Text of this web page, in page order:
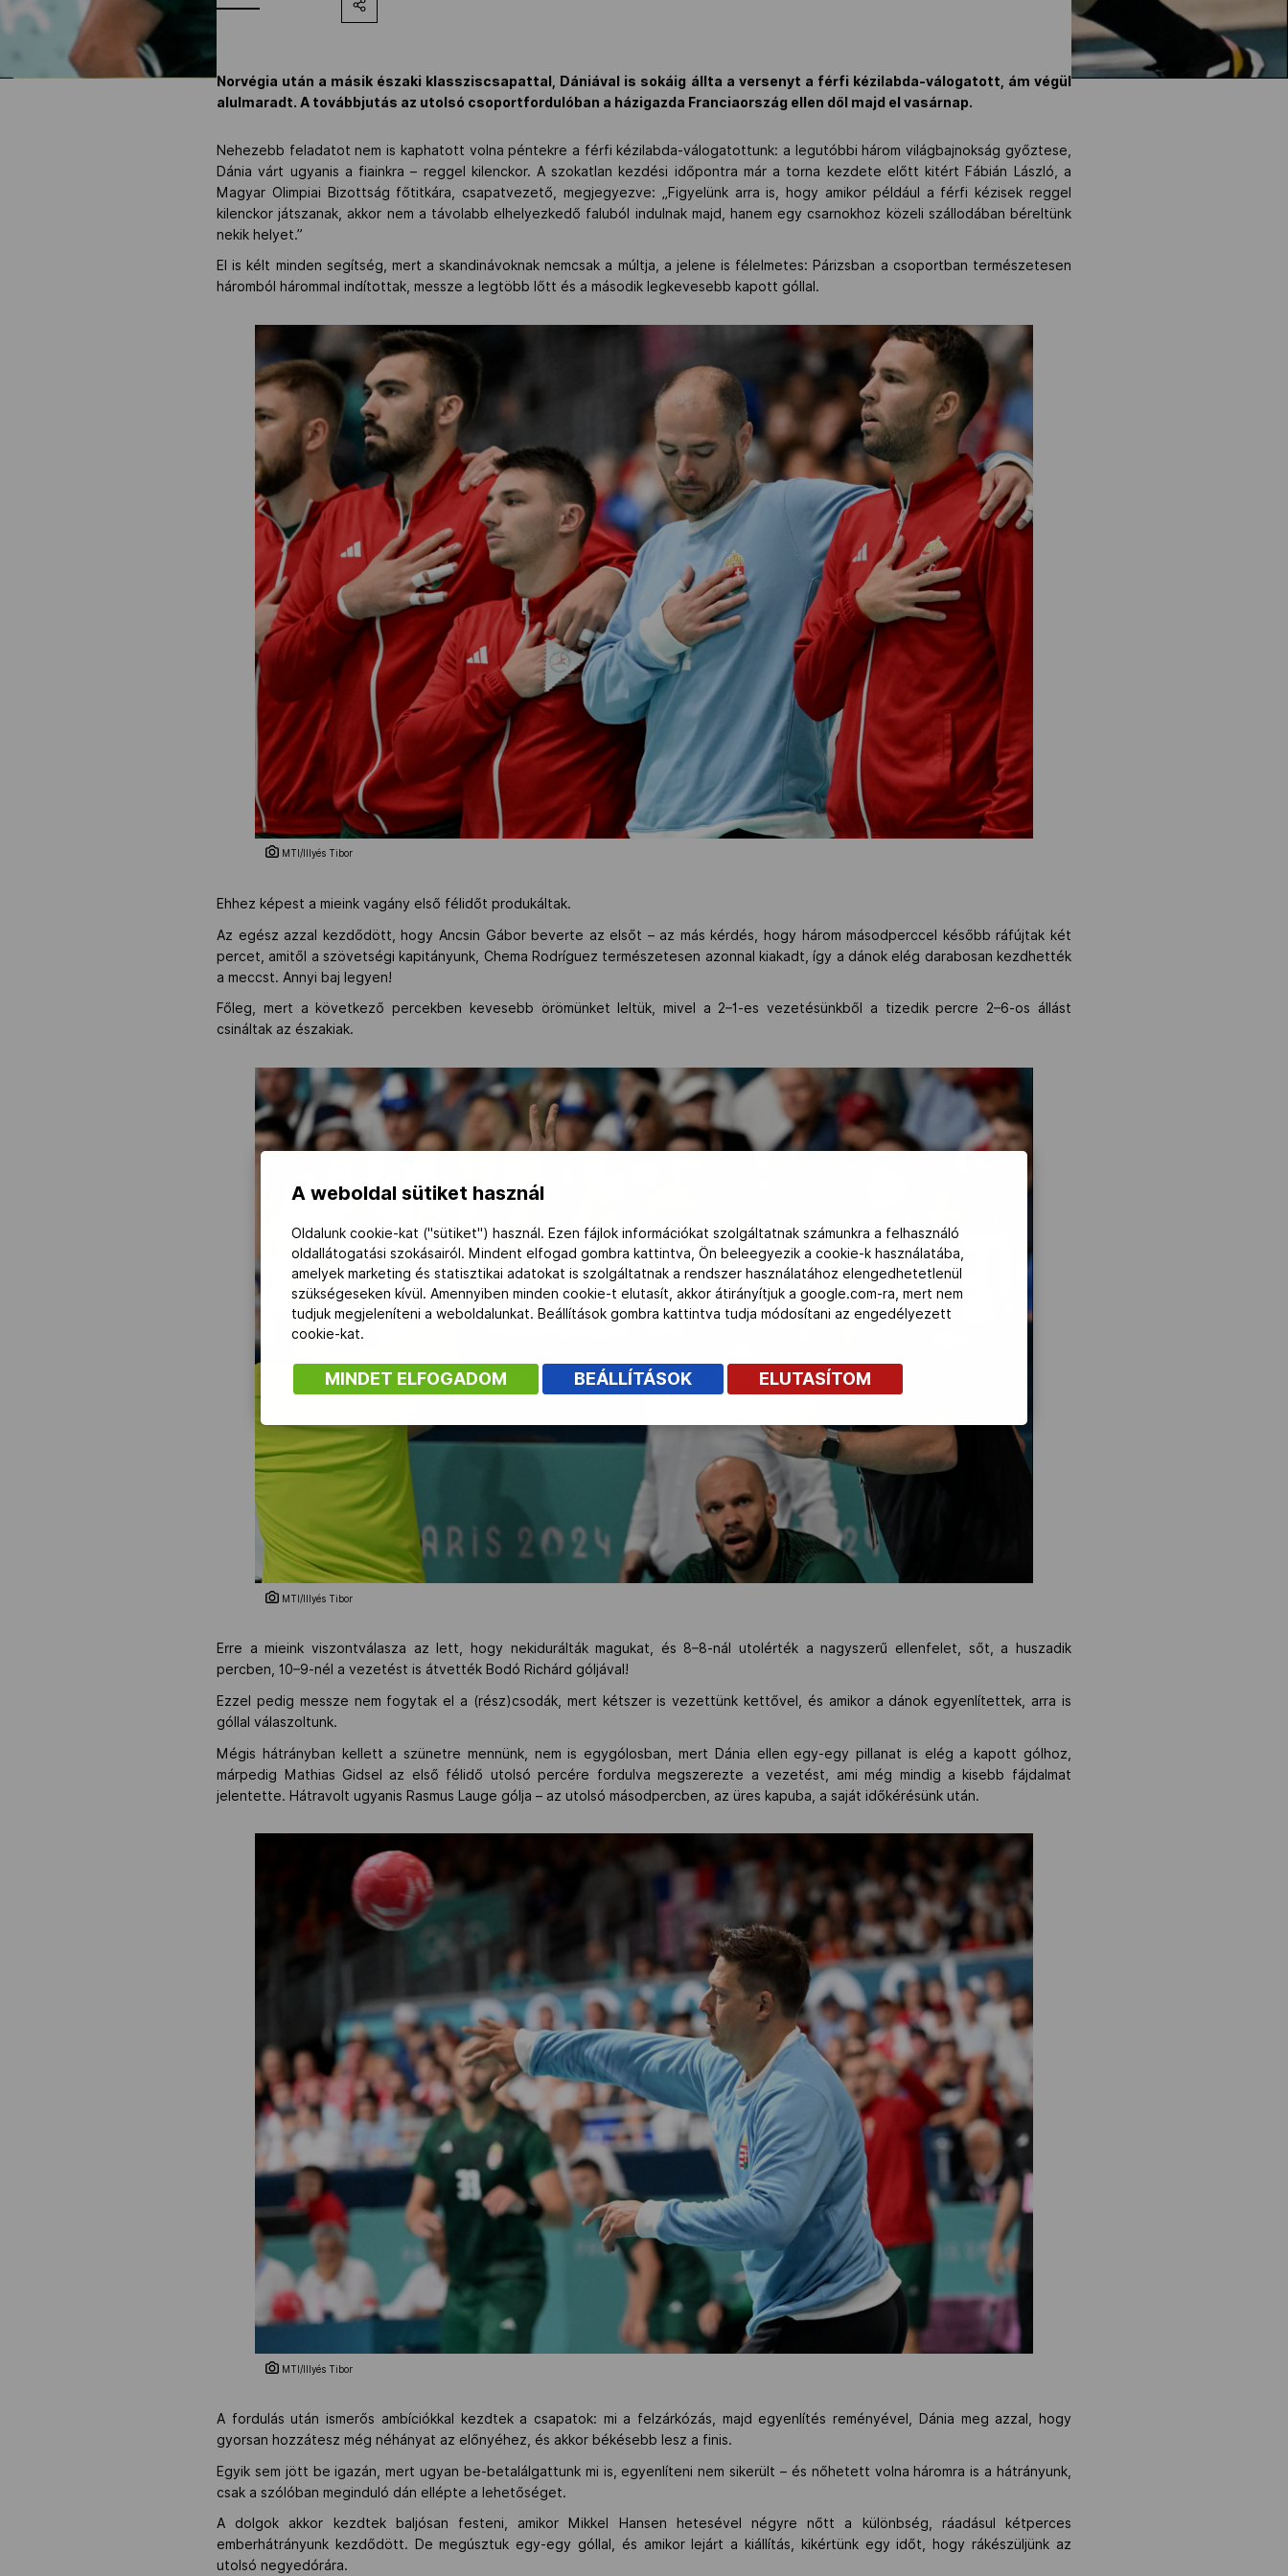
Norvégia után a másik északi klassziscsapattal, Dániával is sokáig állta a versenyt a férfi kézilabda-válogatott, ám végül
alulmaradt. A továbbjutás az utolsó csoportfordulóban a házigazda Franciaország ellen dől majd el vasárnap.
Nehezebb feladatot nem is kaphatott volna péntekre a férfi kézilabda-válogatottunk: a legutóbbi három világbajnokság győztese,
Dánia várt ugyanis a fiainkra – reggel kilenckor. A szokatlan kezdési időpontra már a torna kezdete előtt kitért Fábián László, a
Magyar Olimpiai Bizottság főtitkára, csapatvezető, megjegyezve: „Figyelünk arra is, hogy amikor például a férfi kézisek reggel
kilenckor játszanak, akkor nem a távolabb elhelyezkedő faluból indulnak majd, hanem egy csarnokhoz közeli szállodában béreltünk
nekik helyet.”
El is kélt minden segítség, mert a skandinávoknak nemcsak a múltja, a jelene is félelmetes: Párizsban a csoportban természetesen
háromból hárommal indítottak, messze a legtöbb lőtt és a második legkevesebb kapott góllal.
MTI/Illyés Tibor
Ehhez képest a mieink vagány első félidőt produkáltak.
Az egész azzal kezdődött, hogy Ancsin Gábor beverte az elsőt – az más kérdés, hogy három másodperccel később ráfújtak két
percet, amitől a szövetségi kapitányunk, Chema Rodríguez természetesen azonnal kiakadt, így a dánok elég darabosan kezdhették
a meccst. Annyi baj legyen!
Főleg, mert a következő percekben kevesebb örömünket leltük, mivel a 2–1-es vezetésünkből a tizedik percre 2–6-os állást
csináltak az északiak.
MTI/Illyés Tibor
Erre a mieink viszontválasza az lett, hogy nekidurálták magukat, és 8–8-nál utolérték a nagyszerű ellenfelet, sőt, a huszadik
percben, 10–9-nél a vezetést is átvették Bodó Richárd góljával!
Ezzel pedig messze nem fogytak el a (rész)csodák, mert kétszer is vezettünk kettővel, és amikor a dánok egyenlítettek, arra is
góllal válaszoltunk.
Mégis hátrányban kellett a szünetre mennünk, nem is egygólosban, mert Dánia ellen egy-egy pillanat is elég a kapott gólhoz,
márpedig Mathias Gidsel az első félidő utolsó percére fordulva megszerezte a vezetést, ami még mindig a kisebb fájdalmat
jelentette. Hátravolt ugyanis Rasmus Lauge gólja – az utolsó másodpercben, az üres kapuba, a saját időkérésünk után.
MTI/Illyés Tibor
A fordulás után ismerős ambíciókkal kezdtek a csapatok: mi a felzárkózás, majd egyenlítés reményével, Dánia meg azzal, hogy
gyorsan hozzátesz még néhányat az előnyéhez, és akkor békésebb lesz a finis.
Egyik sem jött be igazán, mert ugyan be-betalálgattunk mi is, egyenlíteni nem sikerült – és nőhetett volna háromra is a hátrányunk,
csak a szólóban meginduló dán ellépte a lehetőséget.
A dolgok akkor kezdtek baljósan festeni, amikor Mikkel Hansen hetesével négyre nőtt a különbség, ráadásul kétperces
emberhátrányunk kezdődött. De megúsztuk egy-egy góllal, és amikor lejárt a kiállítás, kikértünk egy időt, hogy rákészüljünk az
utolsó negyedórára.
A weboldal sütiket használ
Oldalunk cookie-kat ("sütiket") használ. Ezen fájlok információkat szolgáltatnak számunkra a felhasználó
oldallátogatási szokásairól. Mindent elfogad gombra kattintva, Ön beleegyezik a cookie-k használatába,
amelyek marketing és statisztikai adatokat is szolgáltatnak a rendszer használatához elengedhetetlenül
szükségeseken kívül. Amennyiben minden cookie-t elutasít, akkor átirányítjuk a google.com-ra, mert nem
tudjuk megjeleníteni a weboldalunkat. Beállítások gombra kattintva tudja módosítani az engedélyezett
cookie-kat.
MINDET ELFOGADOM BEÁLLÍTÁSOK ELUTASÍTOM